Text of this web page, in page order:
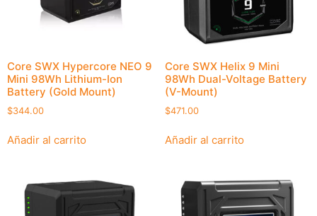
Core SWX Hypercore NEO 9
Mini 98Wh Lithium-Ion
Battery (Gold Mount)
$344.00
Añadir al carrito
Core SWX Helix 9 Mini
98Wh Dual-Voltage Battery
(V-Mount)
$471.00
Añadir al carrito